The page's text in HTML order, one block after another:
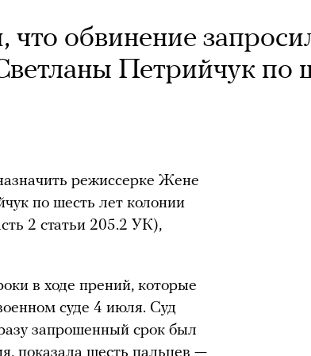
обвинение
Петрийчук по
режиссерке Жене
по шесть лет колонии
2 статьи 205.2 УК),
в ходе прений, которые
суде 4 июля. Суд
запрошенный срок был
показала шесть пальцев —